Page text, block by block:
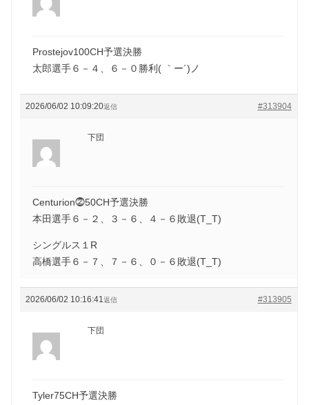
Prostejov100CH予選決勝
太郎選手６－４、６－０勝利( ｀ー´)ノ
2026/06/02 10:09:20 #313904
返信
下団
Centurion⓶50CH予選決勝
本田選手６－２、３－６、４－６敗退(T_T)
シングルス１R
高橋選手６－７、７－６、０－６敗退(T_T)
2026/06/02 10:16:41 #313905
返信
下団
Tyler75CH予選決勝